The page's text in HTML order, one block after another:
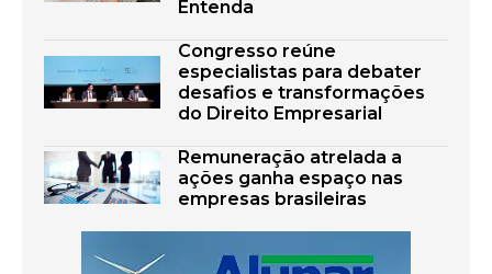
Entenda
Congresso reúne
especialistas para debater
desafios e transformações
do Direito Empresarial
Remuneração atrelada a
ações ganha espaço nas
empresas brasileiras